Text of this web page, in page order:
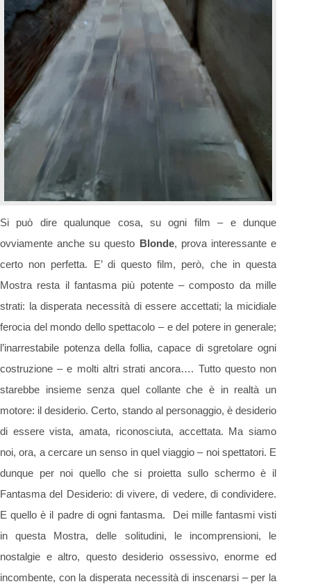
Si può dire qualunque cosa, su ogni film – e dunque
ovviamente anche su questo Blonde, prova interessante e
certo non perfetta. E’ di questo film, però, che in questa
Mostra resta il fantasma più potente – composto da mille
strati: la disperata necessità di essere accettati; la micidiale
ferocia del mondo dello spettacolo – e del potere in generale;
l’inarrestabile potenza della follia, capace di sgretolare ogni
costruzione – e molti altri strati ancora…. Tutto questo non
starebbe insieme senza quel collante che è in realtà un
motore: il desiderio. Certo, stando al personaggio, è desiderio
di essere vista, amata, riconosciuta, accettata. Ma siamo
noi, ora, a cercare un senso in quel viaggio – noi spettatori. E
dunque per noi quello che si proietta sullo schermo è il
Fantasma del Desiderio: di vivere, di vedere, di condividere.
E quello è il padre di ogni fantasma. Dei mille fantasmi visti
in questa Mostra, delle solitudini, le incomprensioni, le
nostalgie e altro, questo desiderio ossessivo, enorme ed
incombente, con la disperata necessità di inscenarsi – per la